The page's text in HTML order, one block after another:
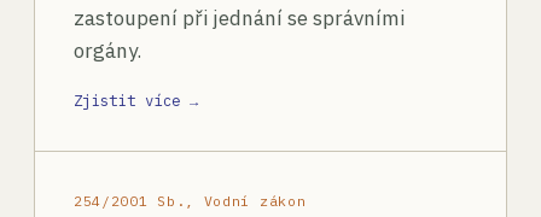
zastoupení při jednání se správními
orgány.
Zjistit více →
254/2001 Sb., Vodní zákon